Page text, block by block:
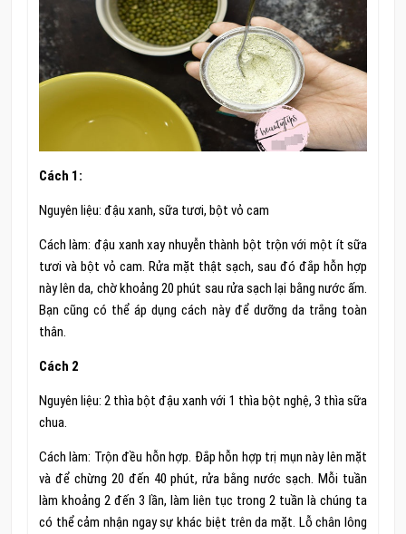
Cách 1:
Nguyên liệu: đậu xanh, sữa tươi, bột vỏ cam
Cách làm: đậu xanh xay nhuyễn thành bột trộn với một ít sữa
tươi và bột vỏ cam. Rửa mặt thật sạch, sau đó đắp hỗn hợp
này lên da, chờ khoảng 20 phút sau rửa sạch lại bằng nước ấm.
Bạn cũng có thể áp dụng cách này để dưỡng da trắng toàn
thân.
Cách 2
Nguyên liệu: 2 thìa bột đậu xanh với 1 thìa bột nghệ, 3 thìa sữa
chua.
Cách làm: Trộn đều hỗn hợp. Đắp hỗn hợp trị mụn này lên mặt
và để chừng 20 đến 40 phút, rửa bằng nước sạch. Mỗi tuần
làm khoảng 2 đến 3 lần, làm liên tục trong 2 tuần là chúng ta
có thể cảm nhận ngay sự khác biệt trên da mặt. Lỗ chân lông